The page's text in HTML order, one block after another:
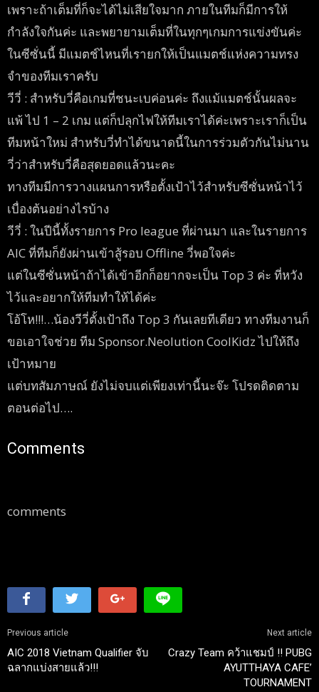
เพราะถ้าเต็มที่ก็จะได้ไม่เสียใจมาก ภายในทีมก็มีการให้
กำลังใจกันค่ะ และพยายามเต็มที่ในทุกๆเกมการแข่งขันค่ะ
ในซีซั่นนี้ มีแมตช์ไหนที่เรายกให้เป็นแมตช์แห่งความทรง
จำของทีมเราครับ
วีวี่ : สำหรับวี่คือเกมที่ชนะเบค่อนค่ะ ถึงแม้แมตช์นั้นผลจะ
แพ้ ไป 1 – 2 เกม แต่ก็ปลุกไฟให้ทีมเราได้ค่ะเพราะเราก็เป็น
ทีมหน้าใหม่ สำหรับวี่ทำได้ขนาดนี้ในการร่วมตัวกันไม่นาน
วี่ว่าสำหรับวี่คือสุดยอดแล้วนะคะ
ทางทีมมีการวางแผนการหรือตั้งเป้าไว้สำหรับซีซั่นหน้าไว้
เบื่องต้นอย่างไรบ้าง
วีวี่ : ในปีนี้ทั้งรายการ Pro league ที่ผ่านมา และในรายการ
AIC ที่ทีมก็ยังผ่านเข้าสู้รอบ Offline วี่พอใจค่ะ
แต่ในซีซั่นหน้าถ้าได้เข้าอีกก็อยากจะเป็น Top 3 ค่ะ ที่หวัง
ไว้และอยากให้ทีมทำให้ได้ค่ะ
โอ้โห!!!…น้องวีวี่ตั้งเป้าถึง Top 3 กันเลยทีเดียว ทางทีมงานก็
ขอเอาใจช่วย ทีม Sponsor.Neolution CoolKidz ไปให้ถึง
เป้าหมาย
แต่บทสัมภาษณ์ ยังไม่จบแต่เพียงเท่านี้นะจ๊ะ โปรดติดตาม
ตอนต่อไป….
Comments
comments
Previous article
AIC 2018 Vietnam Qualifier จับ
ฉลากแบ่งสายแล้ว!!!
Next article
Crazy Team คว้าแชมป์ !! PUBG
AYUTTHAYA CAFE’
TOURNAMENT